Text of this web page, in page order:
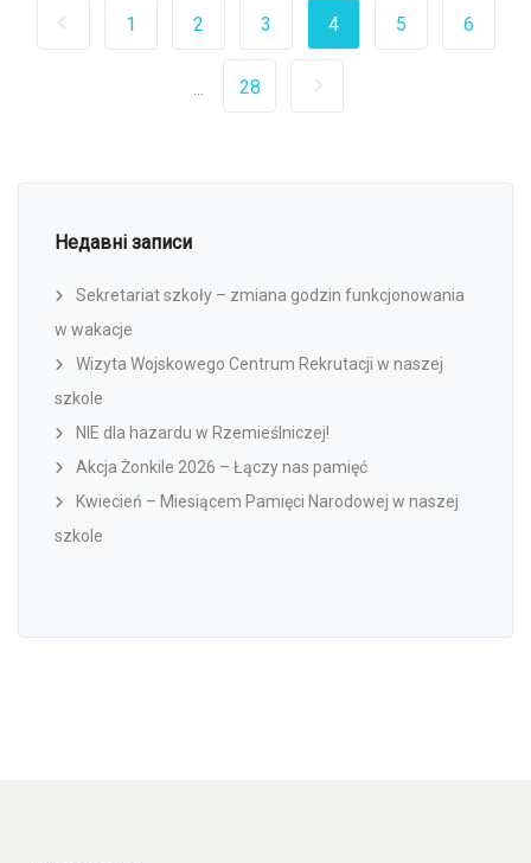
1 2 3 4 5 6
... 28
Недавні записи
Sekretariat szkoły – zmiana godzin funkcjonowania
w wakacje
Wizyta Wojskowego Centrum Rekrutacji w naszej
szkole
NIE dla hazardu w Rzemieślniczej!
Akcja Żonkile 2026 – Łączy nas pamięć
Kwiecień – Miesiącem Pamięci Narodowej w naszej
szkole